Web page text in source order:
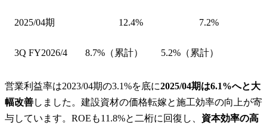
2025/04期 12.4% 7.2%
3Q FY2026/4 8.7%（累計） 5.2%（累計）
営業利益率は2023/04期の3.1%を底に2025/04期は6.1%へと大
幅改善しました。建設資材の価格転嫁と施工効率の向上が寄
与しています。ROEも11.8%と二桁に回復し、 資本効率の高